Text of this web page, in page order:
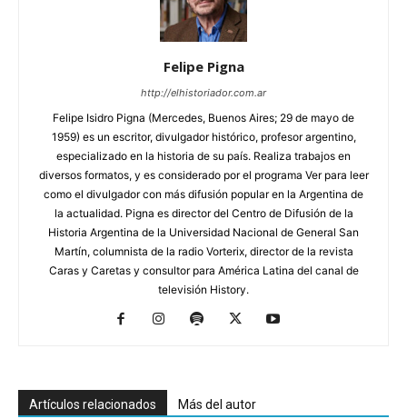
Felipe Pigna
http://elhistoriador.com.ar
Felipe Isidro Pigna (Mercedes, Buenos Aires; 29 de mayo de
1959) es un escritor, divulgador histórico, profesor argentino,
especializado en la historia de su país. Realiza trabajos en
diversos formatos, y es considerado por el programa Ver para leer
como el divulgador con más difusión popular en la Argentina de
la actualidad. Pigna es director del Centro de Difusión de la
Historia Argentina de la Universidad Nacional de General San
Martín, columnista de la radio Vorterix, director de la revista
Caras y Caretas y consultor para América Latina del canal de
televisión History.
Artículos relacionados Más del autor